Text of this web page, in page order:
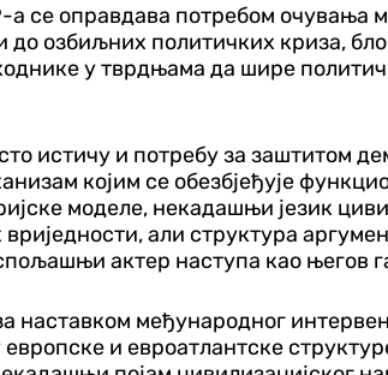
се оправдава потребом очувања
до озбиљних политичких криза,
у тврдњама да шире
истичу и потребу за заштитом
којим се обезбјеђује
моделе, некадашњи језик
али структура
актер наступа као његов
наставком међународног
и евроатлантске